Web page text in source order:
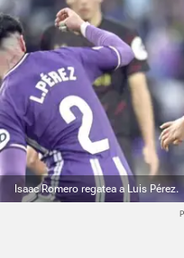
Isaac Romero regatea a Luis Pérez.